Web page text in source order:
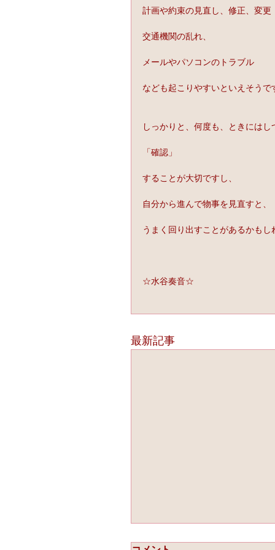
計画や約束の見直し、修正、変更
交通機関の乱れ、
メールやパソコンのトラブル
なども起こりやすいといえそうで
しっかりと、何度も、ときにはし
「確認」
することが大切ですし、
自分から進んで物事を見直すと、
うまく回り出すことがあるかもし
☆水谷奏音☆
最新記事